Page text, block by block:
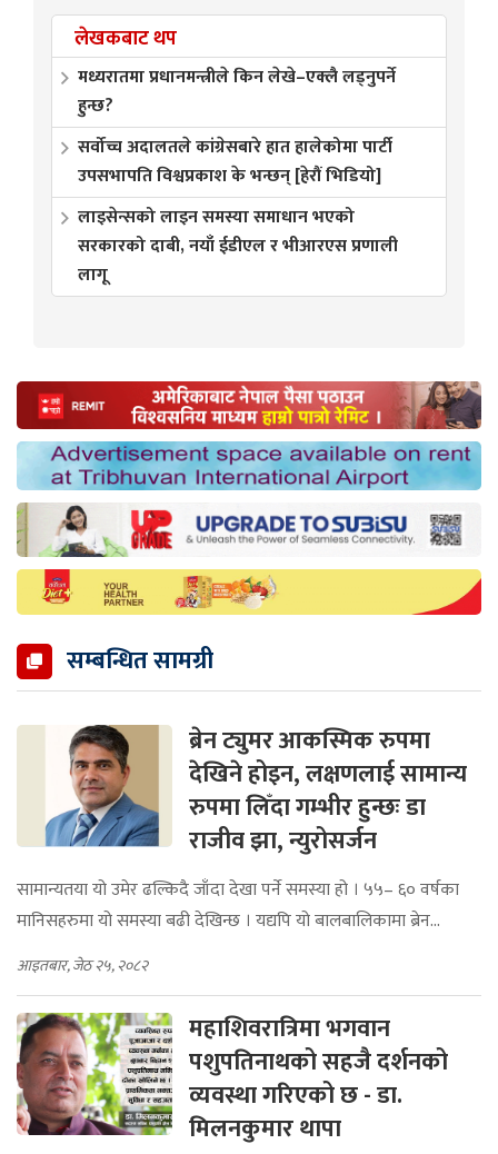
लेखकबाट थप
मध्यरातमा प्रधानमन्त्रीले किन लेखे–एक्लै लड्नुपर्ने
हुन्छ?
सर्वोच्च अदालतले कांग्रेसबारे हात हालेकोमा पार्टी
उपसभापति विश्वप्रकाश के भन्छन् [हेरौं भिडियो]
लाइसेन्सको लाइन समस्या समाधान भएको
सरकारको दाबी, नयाँ ईडीएल र भीआरएस प्रणाली
लागू
सम्बन्धित सामग्री
ब्रेन ट्युमर आकस्मिक रुपमा
देखिने होइन, लक्षणलाई सामान्य
रुपमा लिँदा गम्भीर हुन्छः डा
राजीव झा, न्युरोसर्जन
सामान्यतया यो उमेर ढल्किदै जाँदा देखा पर्ने समस्या हो । ५५– ६० वर्षका
मानिसहरुमा यो समस्या बढी देखिन्छ । यद्यपि यो बालबालिकामा ब्रेन...
आइतबार, जेठ २५, २०८२
महाशिवरात्रिमा भगवान
पशुपतिनाथको सहजै दर्शनको
व्यवस्था गरिएको छ - डा.
मिलनकुमार थापा